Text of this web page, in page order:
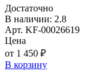
Достаточно
В наличии: 2.8
Арт. KF-00026619
Цена
от 1 450 ₽
В корзину